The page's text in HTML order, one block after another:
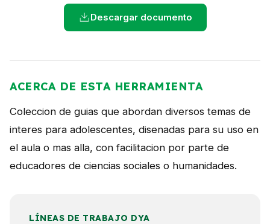
English
Descargar documento
ACERCA DE ESTA HERRAMIENTA
Coleccion de guias que abordan diversos temas de
interes para adolescentes, disenadas para su uso en
el aula o mas alla, con facilitacion por parte de
educadores de ciencias sociales o humanidades.
LÍNEAS DE TRABAJO DYA